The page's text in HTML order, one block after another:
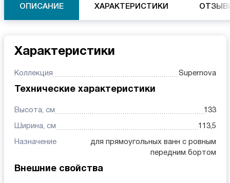
ОПИСАНИЕ ХАРАКТЕРИСТИКИ
Характеристики
Коллекция Supernova
Технические характеристики
Высота, см 133
Ширина, см 113,5
Назначение
для прямоугольных ванн с ровным
передним бортом
Внешние свойства